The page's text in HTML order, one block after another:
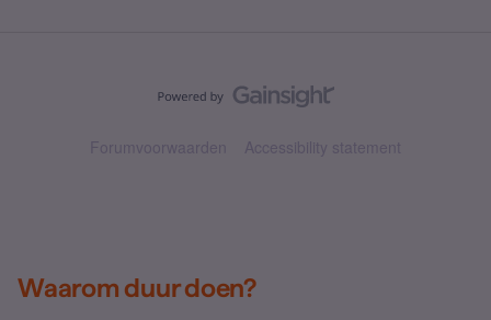
Forumvoorwaarden Accessibility statement
Waarom duur doen?